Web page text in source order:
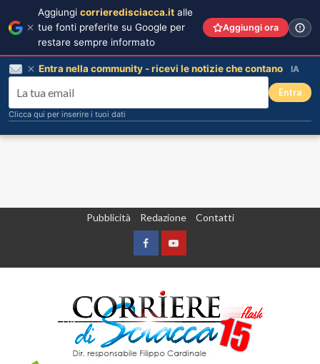
Pubblicità Redazione Contatti
FacebookYountube
Aggiungi corrieredisciacca.it alle
tue fonti preferite su Google per
restare sempre informato
Aggiungi ora
Entra nella community - ricevi le notizie che contano IA
Entra
Clicca qui per inserire i tuoi dati